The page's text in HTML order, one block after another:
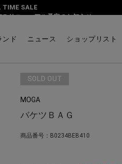
TIME SALE
リニューアル予定のお知らせ
ンド ニュース ショップリスト
SOLD OUT
MOGA
バケツＢＡＧ
商品番号：B0234BEB410